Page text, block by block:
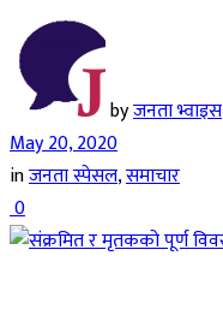
byजनता भ्वाइस
May 20, 2020
inजनता स्पेसल,समाचार
0